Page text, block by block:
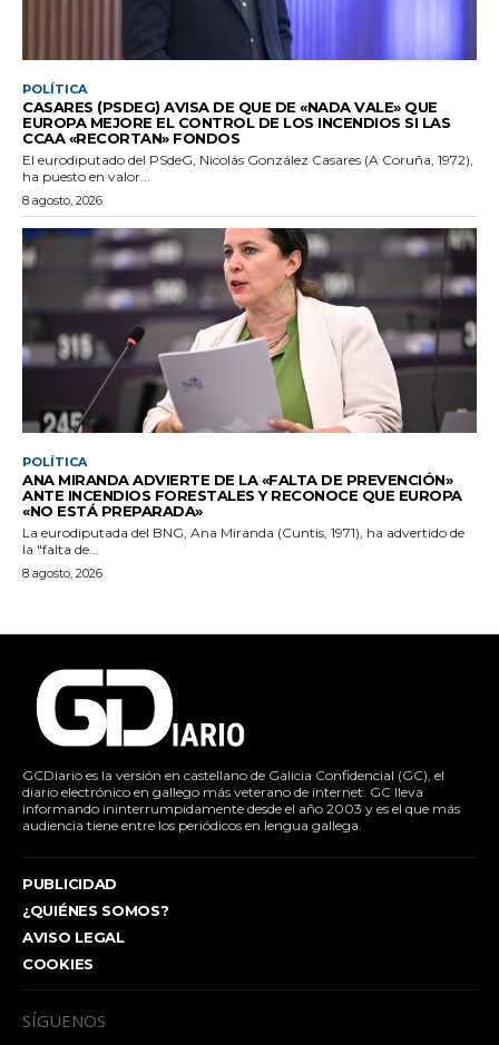
POLÍTICA
CASARES (PSDEG) AVISA DE QUE DE «NADA VALE» QUE
EUROPA MEJORE EL CONTROL DE LOS INCENDIOS SI LAS
CCAA «RECORTAN» FONDOS
El eurodiputado del PSdeG, Nicolás González Casares (A Coruña, 1972),
ha puesto en valor...
8 agosto, 2026
POLÍTICA
ANA MIRANDA ADVIERTE DE LA «FALTA DE PREVENCIÓN»
ANTE INCENDIOS FORESTALES Y RECONOCE QUE EUROPA
«NO ESTÁ PREPARADA»
La eurodiputada del BNG, Ana Miranda (Cuntis, 1971), ha advertido de
la "falta de...
8 agosto, 2026
GCDiario es la versión en castellano de Galicia Confidencial (GC), el
diario electrónico en gallego más veterano de internet. GC lleva
informando ininterrumpidamente desde el año 2003 y es el que más
audiencia tiene entre los periódicos en lengua gallega.
PUBLICIDAD
¿QUIÉNES SOMOS?
AVISO LEGAL
COOKIES
SÍGUENOS